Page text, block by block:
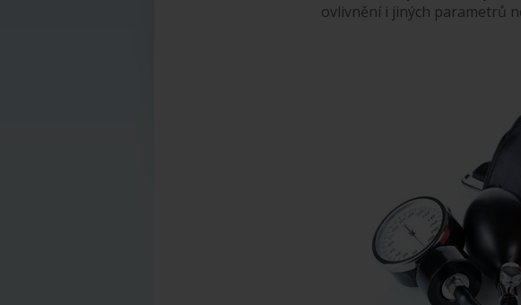
ovlivnění i jiných parametrů